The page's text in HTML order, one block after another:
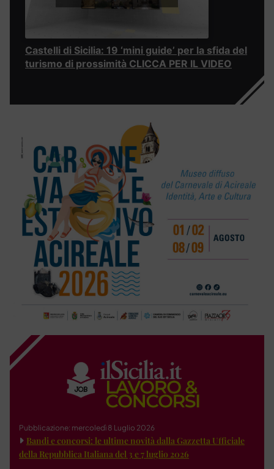
Castelli di Sicilia: 19 ‘mini guide’ per la sfida del
turismo di prossimità CLICCA PER IL VIDEO
Pubblicazione: mercoledì 8 Luglio 2026
Bandi e concorsi: le ultime novità dalla Gazzetta Ufficiale
della Repubblica Italiana del 3 e 7 luglio 2026